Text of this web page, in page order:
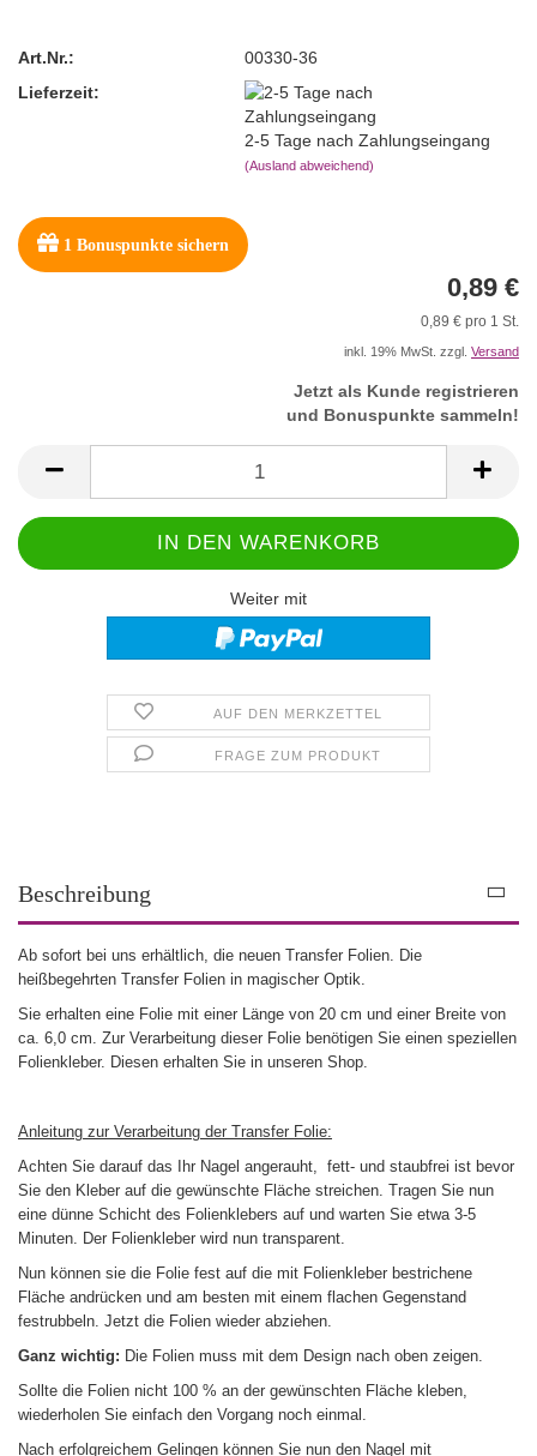
Art.Nr.:
00330-36
Lieferzeit:
2-5 Tage nach Zahlungseingang
(Ausland abweichend)
1 Bonuspunkte sichern
0,89 €
0,89 € pro 1 St.
inkl. 19% MwSt. zzgl. Versand
Jetzt als Kunde registrieren
und Bonuspunkte sammeln!
Weiter mit
AUF DEN MERKZETTEL
FRAGE ZUM PRODUKT
Beschreibung
Ab sofort bei uns erhältlich, die neuen Transfer Folien. Die
heißbegehrten Transfer Folien in magischer Optik.
Sie erhalten eine Folie mit einer Länge von 20 cm und einer Breite von
ca. 6,0 cm. Zur Verarbeitung dieser Folie benötigen Sie einen speziellen
Folienkleber. Diesen erhalten Sie in unseren Shop.
Anleitung zur Verarbeitung der Transfer Folie:
Achten Sie darauf das Ihr Nagel angerauht, fett- und staubfrei ist bevor
Sie den Kleber auf die gewünschte Fläche streichen. Tragen Sie nun
eine dünne Schicht des Folienklebers auf und warten Sie etwa 3-5
Minuten. Der Folienkleber wird nun transparent.
Nun können sie die Folie fest auf die mit Folienkleber bestrichene
Fläche andrücken und am besten mit einem flachen Gegenstand
festrubbeln. Jetzt die Folien wieder abziehen.
Ganz wichtig: Die Folien muss mit dem Design nach oben zeigen.
Sollte die Folien nicht 100 % an der gewünschten Fläche kleben,
wiederholen Sie einfach den Vorgang noch einmal.
Nach erfolgreichem Gelingen können Sie nun den Nagel mit